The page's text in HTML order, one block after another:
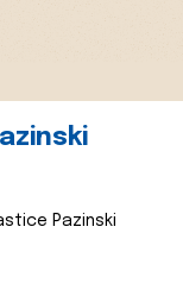
Pazinski